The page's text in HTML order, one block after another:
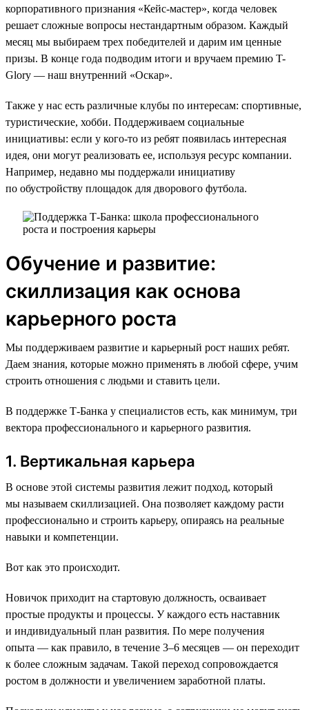
корпоративного признания «Кейс-мастер», когда человек
решает сложные вопросы нестандартным образом. Каждый
месяц мы выбираем трех победителей и дарим им ценные
призы. В конце года подводим итоги и вручаем премию T-
Glory — наш внутренний «Оскар».
Также у нас есть различные клубы по интересам: спортивные,
туристические, хобби. Поддерживаем социальные
инициативы: если у кого-то из ребят появилась интересная
идея, они могут реализовать ее, используя ресурс компании.
Например, недавно мы поддержали инициативу
по обустройству площадок для дворового футбола.
Обучение и развитие:
скиллизация как основа
карьерного роста
Мы поддерживаем развитие и карьерный рост наших ребят.
Даем знания, которые можно применять в любой сфере, учим
строить отношения с людьми и ставить цели.
В поддержке Т-Банка у специалистов есть, как минимум, три
вектора профессионального и карьерного развития.
1. Вертикальная карьера
В основе этой системы развития лежит подход, который
мы называем скиллизацией. Она позволяет каждому расти
профессионально и строить карьеру, опираясь на реальные
навыки и компетенции.
Вот как это происходит.
Новичок приходит на стартовую должность, осваивает
простые продукты и процессы. У каждого есть наставник
и индивидуальный план развития. По мере получения
опыта — как правило, в течение 3–6 месяцев — он переходит
к более сложным задачам. Такой переход сопровождается
ростом в должности и увеличением заработной платы.